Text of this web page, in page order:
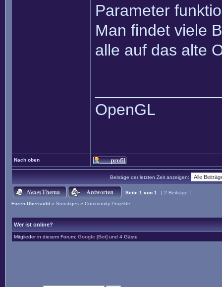
Parameter
Man findet viele
alle auf das alte
OpenGL
Nach oben
Beiträge der letzten Zeit anzeigen:
Seite 1 von 1
[ 2 Beiträge ]
Foren-Übersicht » Sonstiges » Community-Projekte
Wer ist online?
Mitglieder in diesem Forum: Google [Bot] und 4 Gäste